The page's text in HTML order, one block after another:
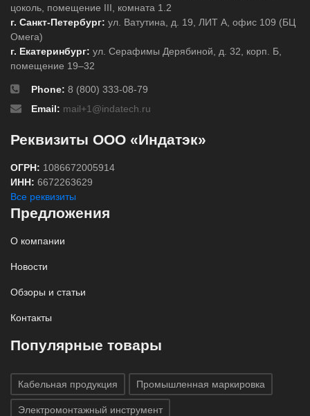
цоколь, помещение III, комната 1.2
г. Санкт-Петербург: ул. Ватутина, д. 19, ЛИТ А, офис 109 (БЦ
Омега)
г. Екатеринбург: ул. Серафимы Дерябиной, д. 32, корп. Б,
помещение 19–32
Phone: 8 (800) 333-08-79
Email: mail+1@indatech.ru
Реквизиты ООО «Индатэк»
ОГРН: 1086672005914
ИНН: 6672263629
Все реквизиты
Предложения
О компании
Новости
Обзоры и статьи
Контакты
Популярные товары
Кабельная продукция Промышленная маркировка
Электромонтажный инструмент